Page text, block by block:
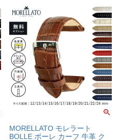
MORELLATO モレラート
BOLLE ボーレ カーフ 牛革 ク